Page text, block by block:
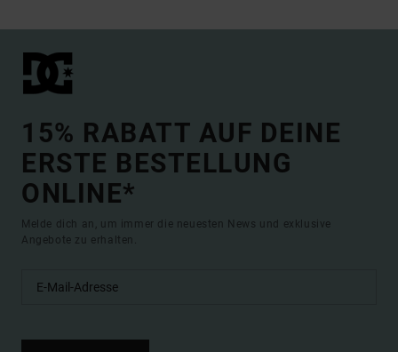
15% RABATT AUF DEINE
ERSTE BESTELLUNG
ONLINE*
Melde dich an, um immer die neuesten News und exklusive
Angebote zu erhalten.